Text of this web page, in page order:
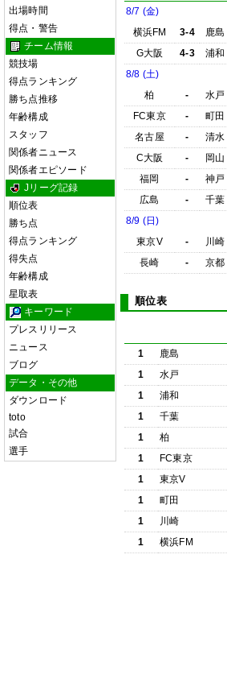
出場時間
得点・警告
チーム情報
競技場
得点ランキング
勝ち点推移
年齢構成
スタッフ
関係者ニュース
関係者エピソード
Jリーグ記録
順位表
勝ち点
得点ランキング
得失点
年齢構成
星取表
キーワード
プレスリリース
ニュース
ブログ
データ・その他
ダウンロード
toto
試合
選手
8/7 (金)
横浜FM
3-4 鹿島
G大阪
4-3 浦和
8/8 (土)
柏
- 水戸
FC東京
- 町田
名古屋
- 清水
C大阪
- 岡山
福岡
- 神戸
広島
- 千葉
8/9 (日)
東京V
- 川崎
長崎
- 京都
順位表
1 鹿島
1
水戸
1
浦和
1
千葉
1
柏
1
FC東京
1
東京V
1
町田
1
川崎
1
横浜FM